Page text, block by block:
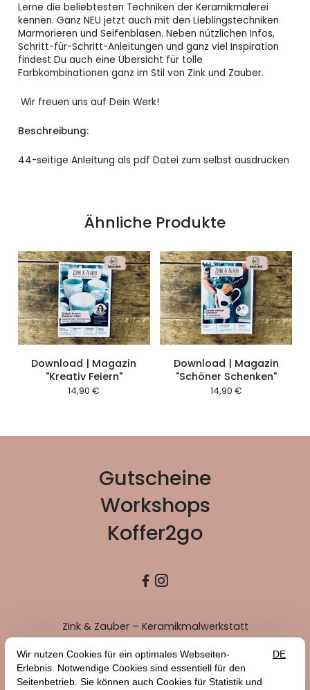
Lerne die beliebtesten Techniken der Keramikmalerei
kennen. Ganz NEU jetzt auch mit den Lieblingstechniken
Marmorieren und Seifenblasen. Neben nützlichen Infos,
Schritt-für-Schritt-Anleitungen und ganz viel Inspiration
findest Du auch eine Übersicht für tolle
Farbkombinationen ganz im Stil von Zink und Zauber.
Wir freuen uns auf Dein Werk!
Beschreibung:
44-seitige Anleitung als pdf Datei zum selbst ausdrucken
Ähnliche Produkte
Download | Magazin
"Kreativ Feiern"
14,90 €
Download | Magazin
"Schöner Schenken"
14,90 €
Gutscheine
Workshops
Koffer2go
 
Zink & Zauber – Keramikmalwerkstatt
Welzheimer-Wald-Str. 20
73614 Schorndorf
info@zinkundzauber.de